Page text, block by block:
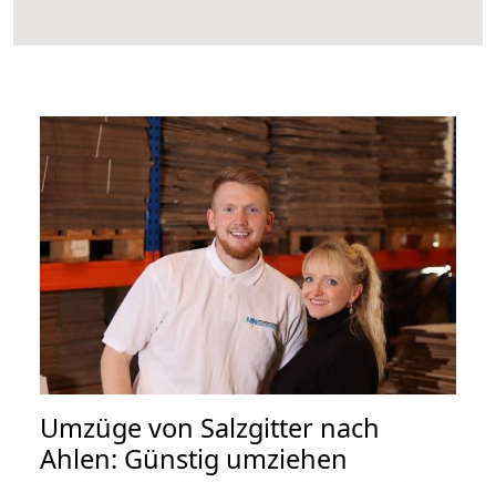
Umzüge von Salzgitter nach
Ahlen: Günstig umziehen